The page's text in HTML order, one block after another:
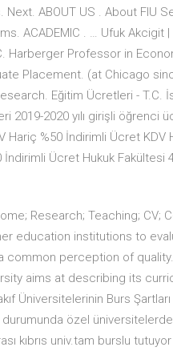
Next. ABOUT US . About FIU
ACADEMIC . … Ufuk Akcigit
Harberger Professor in
Placement. (at Chicago
Eğitim Ücretleri - T.C.
2019-2020 yılı girişli öğrenci
Hariç %50 İndirimli Ücret KDV
Ücret Hukuk Fakültesi
Research; Teaching; CV;
education institutions to
perception of
aims at describing its
Üniversitelerinin Burs Şartları
özel
kıbrıs univ.tam burslu